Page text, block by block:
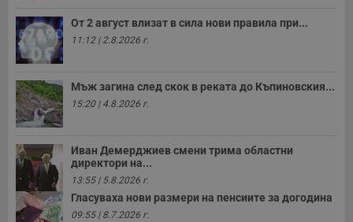
От 2 август влизат в сила нови правила при...
11:12 | 2.8.2026 г.
Мъж загина след скок в реката до Къпиновския...
15:20 | 4.8.2026 г.
Иван Демерджиев смени трима областни
директори на...
13:55 | 5.8.2026 г.
Гласуваха нови размери на пенсиите за догодина
09:55 | 8.7.2026 г.